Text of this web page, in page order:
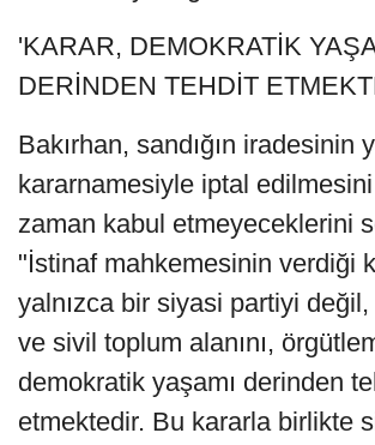
'KARAR, DEMOKRATİK
DERİNDEN TEHDİT
Bakırhan, sandığın iradesinin
kararnamesiyle iptal
zaman kabul etmeyeceklerini
"İstinaf mahkemesinin verdiği
yalnızca bir siyasi partiyi
ve sivil toplum alanını,
demokratik yaşamı derinden
etmektedir. Bu kararla birlikte